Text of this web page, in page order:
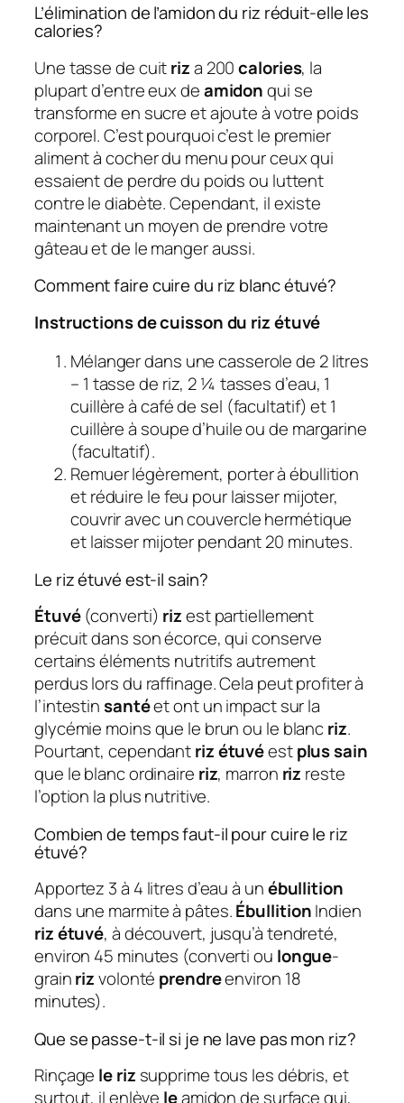
L’élimination de l’amidon du riz réduit-elle les
calories?
Une tasse de cuitriza 200calories, la
plupart d’entre eux deamidonqui se
transforme en sucre et ajoute à votre poids
corporel. C’est pourquoi c’est le premier
aliment à cocher du menu pour ceux qui
essaient de perdre du poids ou luttent
contre le diabète. Cependant, il existe
maintenant un moyen de prendre votre
gâteau et de le manger aussi.
Comment faire cuire du riz blanc étuvé?
Instructions de cuisson du riz étuvé
Mélanger dans une casserole de 2 litres
– 1 tasse de riz, 2 ¼ tasses d’eau, 1
cuillère à café de sel (facultatif) et 1
cuillère à soupe d’huile ou de margarine
(facultatif).
Remuer légèrement, porter à ébullition
et réduire le feu pour laisser mijoter,
couvrir avec un couvercle hermétique
et laisser mijoter pendant 20 minutes.
Le riz étuvé est-il sain?
Étuvé(converti) rizest partiellement
précuit dans son écorce, qui conserve
certains éléments nutritifs autrement
perdus lors du raffinage. Cela peut profiter à
l’intestinsantéet ont un impact sur la
glycémie moins que le brun ou le blancriz.
Pourtant, cependantriz étuvéestplus sain
que le blanc ordinaire riz, marron riz reste
l’option la plus nutritive.
Combien de temps faut-il pour cuire le riz
étuvé?
Apportez 3 à 4 litres d’eau à unébullition
dans une marmite à pâtes.ÉbullitionIndien
riz étuvé, à découvert, jusqu’à tendreté,
environ 45 minutes (converti ou longue-
grainrizvolonté prendreenviron 18
minutes).
Que se passe-t-il si je ne lave pas mon riz?
Rinçage le riz supprime tous les débris, et
surtout, il enlève leamidon de surface qui,